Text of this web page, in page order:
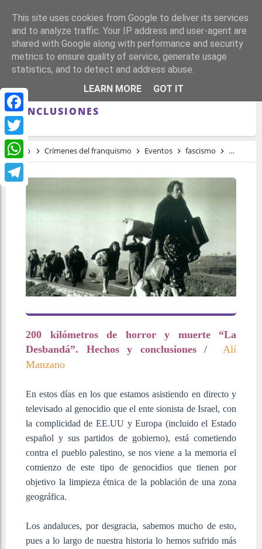
Facebook
Twitter
WhatsApp
200 KILÓMETROS DE HORROR Y MUERTE
“LA DESBANDÁ”. HECHOS Y
CONCLUSIONES
Inicio Crímenes del franquismo Eventos fascismo
200 kilómetros de horror y muerte “La
Desbandá”. Hechos y conclusiones /
Alí
Manzano
En estos días en los que estamos asistiendo en directo y
televisado al genocidio que el ente sionista de Israel, con
la complicidad de EE.UU y Europa (incluido el Estado
español y sus partidos de gobierno), está cometiendo
contra el pueblo palestino, se nos viene a la memoria el
comienzo de este tipo de genocidios que tienen por
objetivo la limpieza étnica de la población de una zona
geográfica.
Los andaluces, por desgracia, sabemos mucho de esto,
pues a lo largo de nuestra historia lo hemos sufrido más
This site uses cookies from Google to deliver its services
and to analyze traffic. Your IP address and user-agent are
shared with Google along with performance and security
metrics to ensure quality of service, generate usage
statistics, and to detect and address abuse.
LEARN MORE
GOT IT